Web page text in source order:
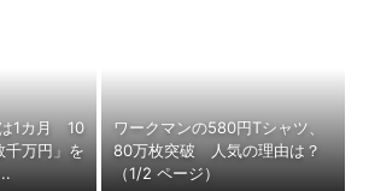
1カ月 10
千万円」を
ワークマンの580円Tシャツ、
80万枚突破 人気の理由は？
（1/2 ページ）